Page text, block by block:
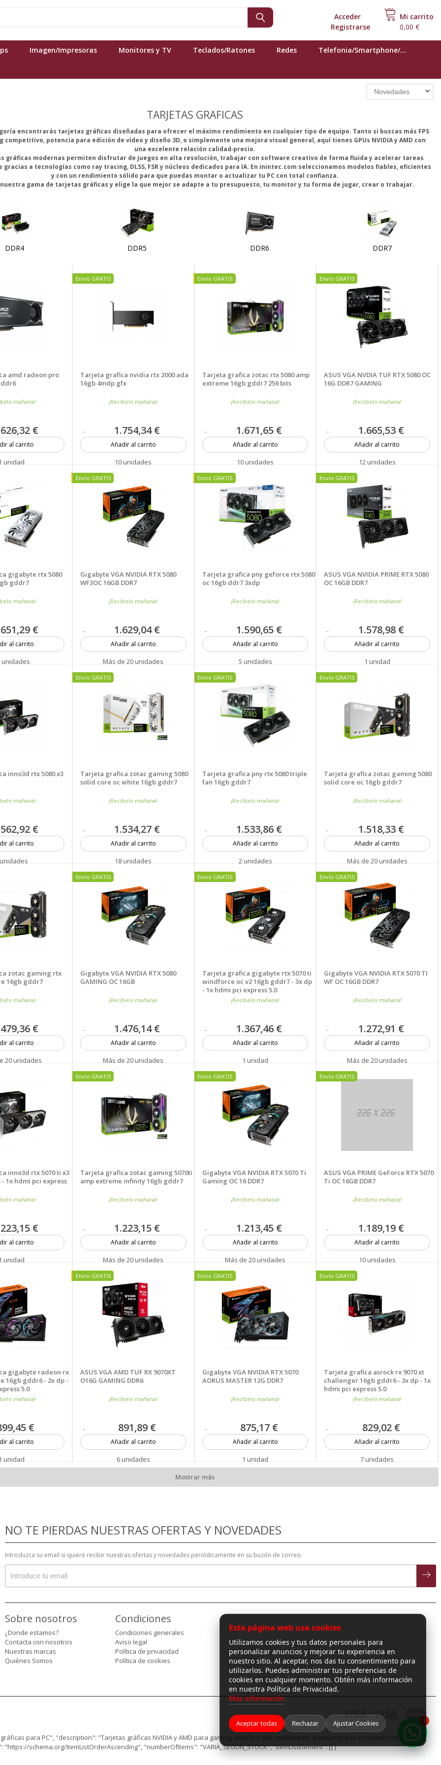
Mi carrito
0,00 €
Accedero
Registrarse
Imagen/Impresoras Monitores y TV Teclados/Ratones Redes Telefonia/Smartphone/...
Novedades
TARJETAS GRAFICAS
encontrarás tarjetas gráficas diseñadas para ofrecer el máximo rendimiento en cualquier tipo de equipo. Tanto si buscas más FPS
competitivo, potencia para edición de vídeo y diseño 3D, o simplemente una mejora visual general, aquí tienes GPUs NVIDIA y AMD con
una excelente relación calidad‑precio.
gráficas modernas permiten disfrutar de juegos en alta resolución, trabajar con software creativo de forma fluida y acelerar tareas
a tecnologías como ray tracing, DLSS, FSR y núcleos dedicados para IA. En inintec.com seleccionamos modelos fiables, eficientes
y con un rendimiento sólido para que puedas montar o actualizar tu PC con total confianza.
gama de tarjetas gráficas y elige la que mejor se adapte a tu presupuesto, tu monitor y tu forma de jugar, crear o trabajar.
DDR4 DDR5 DDR6 DDR7
amd radeon pro
mañana!
€
al carrito
unidad
Tarjeta grafica nvidia rtx 2000 ada
16gb 4mdp gfx
¡Recíbelo mañana!
1.754,34 €
Añadir al carrito
10 unidades
Nuevo
Envío GRATIS
Tarjeta grafica zotac rtx 5080 amp
extreme 16gb gddr7 256 bits
¡Recíbelo mañana!
1.671,65 €
Añadir al carrito
10 unidades
Envío GRATIS
ASUS VGA NVDIA TUF RTX 5080 OC
16G DDR7 GAMING
¡Recíbelo mañana!
1.665,53 €
Añadir al carrito
12 unidades
Envío GRATIS
gigabyte rtx 5080
gddr7
mañana!
€
al carrito
unidades
Nuevo
Gigabyte VGA NVIDIA RTX 5080
WF3OC 16GB DDR7
¡Recíbelo mañana!
1.629,04 €
Añadir al carrito
Más de 20 unidades
Nuevo
Envío GRATIS
Tarjeta grafica pny geforce rtx 5080
oc 16gb ddr7 3xdp
¡Recíbelo mañana!
1.590,65 €
Añadir al carrito
5 unidades
Envío GRATIS
ASUS VGA NVIDIA PRIME RTX 5080
OC 16GB DDR7
¡Recíbelo mañana!
1.578,98 €
Añadir al carrito
1 unidad
Envío GRATIS
inno3d rtx 5080 x3
mañana!
€
al carrito
Tarjeta grafica zotac gaming 5080
solid core oc white 16gb gddr7
¡Recíbelo mañana!
1.534,27 €
Añadir al carrito
18 unidades
Envío GRATIS
Tarjeta grafica pny rtx 5080 triple
fan 16gb gddr7
¡Recíbelo mañana!
1.533,86 €
Añadir al carrito
2 unidades
Envío GRATIS
Tarjeta grafica zotac gaming 5080
solid core oc 16gb gddr7
¡Recíbelo mañana!
1.518,33 €
Añadir al carrito
Más de 20 unidades
Envío GRATIS
zotac gaming rtx
16gb gddr7
mañana!
€
al carrito
20 unidades
Gigabyte VGA NVIDIA RTX 5080
GAMING OC 16GB
¡Recíbelo mañana!
1.476,14 €
Añadir al carrito
Más de 20 unidades
Envío GRATIS
Tarjeta grafica gigabyte rtx 5070 ti
windforce oc v2 16gb gddr7 - 3x dp
- 1x hdmi pci express 5.0
¡Recíbelo mañana!
1.367,46 €
Añadir al carrito
1 unidad
Envío GRATIS
Gigabyte VGA NVIDIA RTX 5070 TI
WF OC 16GB DDR7
¡Recíbelo mañana!
1.272,91 €
Añadir al carrito
Más de 20 unidades
Envío GRATIS
inno3d rtx 5070 ti x3
1x hdmi pci express
mañana!
€
al carrito
unidad
Tarjeta grafica zotac gaming 5070ti
amp extreme infinity 16gb gddr7
¡Recíbelo mañana!
1.223,15 €
Añadir al carrito
Más de 20 unidades
Envío GRATIS
Gigabyte VGA NVIDIA RTX 5070 Ti
Gaming OC 16 DDR7
¡Recíbelo mañana!
1.213,45 €
Añadir al carrito
Más de 20 unidades
Envío GRATIS
ASUS VGA PRIME GeForce RTX 5070
Ti OC 16GB DDR7
¡Recíbelo mañana!
1.189,19 €
Añadir al carrito
10 unidades
Envío GRATIS
gigabyte radeon rx
16gb gddr6 - 2x dp -
5.0
mañana!
€
al carrito
unidad
Nuevo
ASUS VGA AMD TUF RX 9070XT
O16G GAMING DDR6
¡Recíbelo mañana!
891,89 €
Añadir al carrito
6 unidades
Envío GRATIS
Gigabyte VGA NVIDIA RTX 5070
AORUS MASTER 12G DDR7
¡Recíbelo mañana!
875,17 €
Añadir al carrito
1 unidad
Envío GRATIS
Tarjeta grafica asrock rx 9070 xt
challenger 16gb gddr6 - 3x dp - 1x
hdmi pci express 5.0
¡Recíbelo mañana!
829,02 €
Añadir al carrito
7 unidades
Envío GRATIS
Mostrar más
NO TE PIERDAS NUESTRAS OFERTAS Y NOVEDADES
Introduzca su email si quiere recibir nuestras ofertas y novedades periódicamente en su buzón de correo.
Sobre nosotros
¿Donde estamos?
Contacta con nosotros
Nuestras marcas
Quiénes Somos
Condiciones
Condiciones generales
Aviso legal
Política de privacidad
Política de cookies
para PC", "description": "Tarjetas gráficas NVIDIA y AMD para gaming, diseño y alto rendimiento al mejor precio en inintec.com.", "url":
schema.org/ItemListOrderAscending", "numberOfItems": "VARIA_SEGÚN_STOCK", "itemListElement": [] }
1
¡Hola! ¿en qué puedo ayudarte?
Esta página web usa cookies
Utilizamos cookies y tus datos personales para
personalizar anuncios y mejorar tu experiencia en
nuestro sitio. Al aceptar, nos das tu consentimiento para
utilizarlos. Puedes administrar tus preferencias de
cookies en cualquier momento. Obtén más información
en nuestra Política de Privacidad.
Más información
Aceptar todas Rechazar Ajustar Cookies